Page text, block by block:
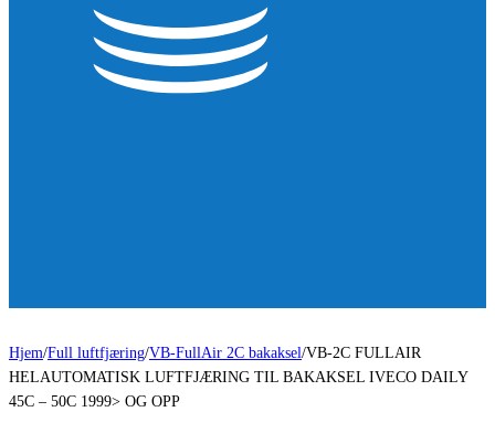
Hjem/Full luftfjæring/VB-FullAir 2C bakaksel/VB-2C FULLAIR
HELAUTOMATISK LUFTFJÆRING TIL BAKAKSEL IVECO DAILY
45C – 50C 1999> OG OPP